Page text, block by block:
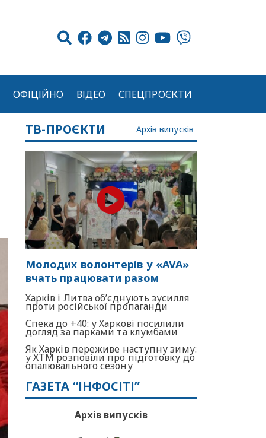
ОФІЦІЙНО ВІДЕО СПЕЦПРОЄКТИ
ТВ-ПРОЄКТИ Архів випусків
Молодих волонтерів у «AVA»
вчать працювати разом
Харків і Литва об’єднують зусилля
проти російської пропаганди
Спека до +40: у Харкові посилили
догляд за парками та клумбами
Як Харків переживе наступну зиму:
у ХТМ розповіли про підготовку до
опалювального сезону
ГАЗЕТА “ІНФОСІТІ”
Архів випусків